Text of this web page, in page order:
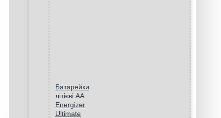
Батарейки
літієві AA
Energizer
Ultimate